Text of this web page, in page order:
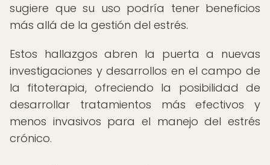
sugiere que su uso podría tener beneficios
más allá de la gestión del estrés.
Estos hallazgos abren la puerta a nuevas
investigaciones y desarrollos en el campo de
la fitoterapia, ofreciendo la posibilidad de
desarrollar tratamientos más efectivos y
menos invasivos para el manejo del estrés
crónico.